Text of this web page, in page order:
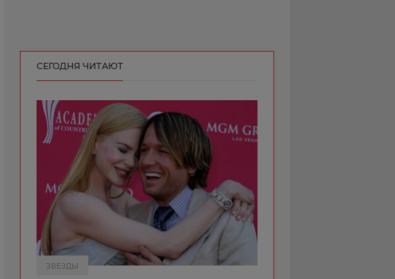
СЕГОДНЯ ЧИТАЮТ
ЗВЕЗДЫ